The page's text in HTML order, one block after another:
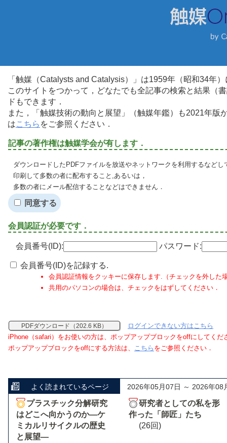
「触媒（Catalysts and Catalysis）」は1959年（昭和34年
このサイトをつかって，どなたでも全記事の検索と結果（
ドもできます．
また，「触媒技術の動向と展望」（触媒年鑑）も2021年
はこちら をご参照ください．
記事の著作権は触媒学会が有します．
ダウンロードしたPDFファイルを放送やネットワークを利用するなど
印刷して多数の者に配布すること,あるいは，
多数の者にメール配信することなどはできません．
同意する
会員認証が必要です．
会員番号(ID): パスワード:
会員番号(ID)を記録する.
会員認証情報をクッキーに保存します.（チェックを外した
共用のパソコンの場合は、チェックをはずしてください．
PDFダウンロード（202.6 KB）
ログインできない方はこちら
iPhone（safari）をお使いの方は、ポップアップブロックをoffにしてくだ
ポップアップブロックをoffにする方法は、 こちら をご参照ください．
よく読まれているページ 2026年05月07日 ～ 2026年08
プラスチック分解研究
はどこへ向かうのか―ケ
ミカルリサイクルの歴史
と展望―
研究者としての私を形
作った「師匠」たち
(26回)